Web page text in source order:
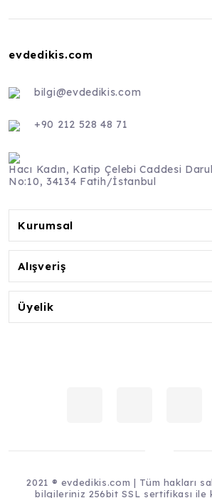
evdedikis.com
bilgi@evdedikis.com
+90 212 528 48 71
Hacı Kadın, Katip Çelebi Caddesi
No:10, 34134 Fatih/İstanbul
Kurumsal
Alışveriş
Üyelik
2021 ® evdedikis.com | Tüm hakları
bilgileriniz 256bit SSL sertifikası ile